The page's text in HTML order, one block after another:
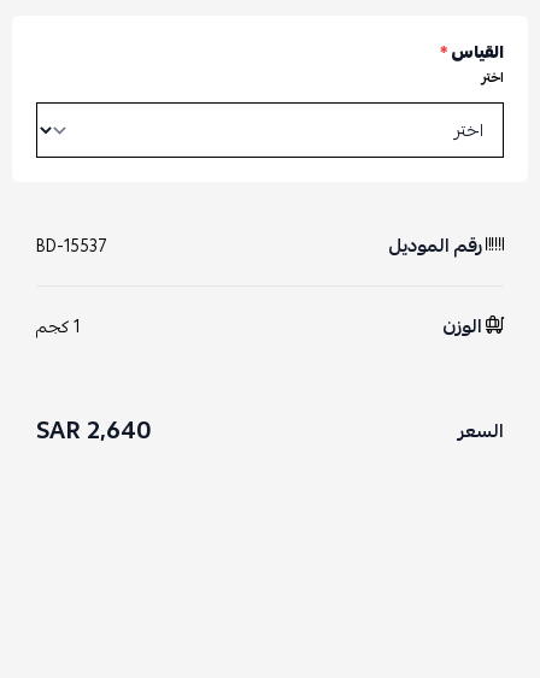
القياس*
اختر
رقم الموديل BD-15537
الوزن 1 كجم
السعر 2,640 SAR